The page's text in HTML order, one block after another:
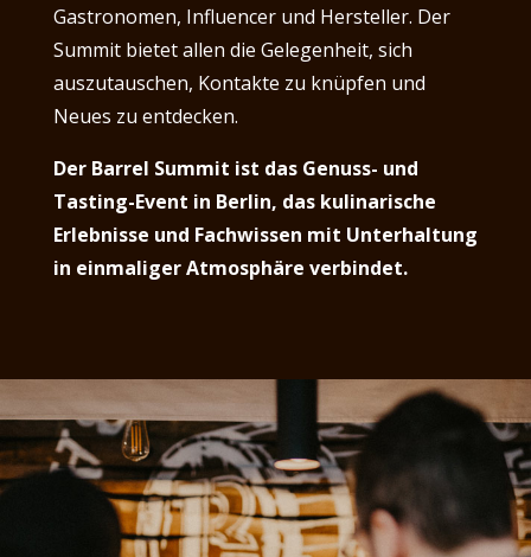
Gastronomen, Influencer und Hersteller. Der
Summit bietet allen die Gelegenheit, sich
auszutauschen, Kontakte zu knüpfen und
Neues zu entdecken.
Der Barrel Summit ist das Genuss- und
Tasting-Event in Berlin, das kulinarische
Erlebnisse und Fachwissen mit Unterhaltung
in einmaliger Atmosphäre verbindet.